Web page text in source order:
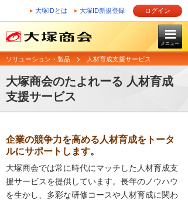
大塚IDとは 大塚ID新規登録 ログイン
メニュー
ソリューション・製品 人材育成支援サービス
大塚商会のたよれーる 人材育成
支援サービス
企業の競争力を高める人材育成をトータ
ルにサポートします。
大塚商会では常に時代にマッチした人材育成支
援サービスを提供しています。長年のノウハウ
を生かし、多彩な研修コースや人材育成に関わ